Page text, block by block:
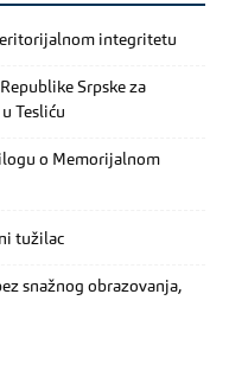
integritetu
Srpske za
Tesliću
o Memorijalnom
tužilac
snažnog obrazovanja,